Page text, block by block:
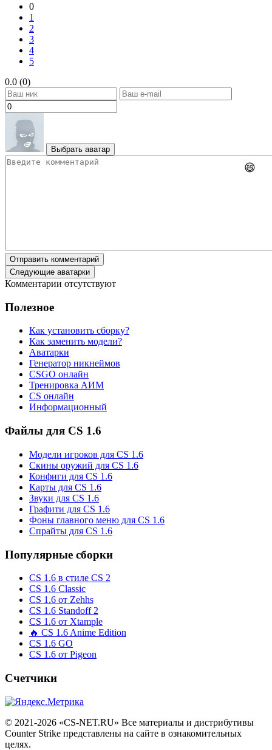
0
1
2
3
4
5
0.0 (0)
Выбрать аватар
😄
Отправить комментарий
Следующие аватарки
Комментарии отсутствуют
Полезное
Как установить сборку?
Как заменить модели?
Аватарки
Генератор никнеймов
CSGO онлайн
Тренировка АИМ
CS онлайн
Информационный
Файлы для CS 1.6
Модели игроков для CS 1.6
Скины оружий для CS 1.6
Конфиги для CS 1.6
Карты для CS 1.6
Звуки для CS 1.6
Графити для CS 1.6
Фоны главного меню для CS 1.6
Спрайты для CS 1.6
Популярные сборки
CS 1.6 в стиле CS 2
CS 1.6 Classic
CS 1.6 от Zehhs
CS 1.6 Standoff 2
CS 1.6 от Xtample
🔥 CS 1.6 Anime Edition
CS 1.6 GO
CS 1.6 от Pigeon
Счетчики
© 2021-2026 «CS-NET.RU» Все материалы и дистрибутивы
Counter Strike представлены на сайте в ознакомительных
целях.